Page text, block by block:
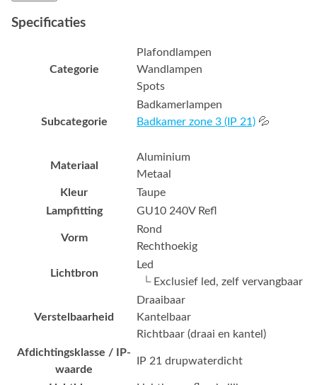
Specificaties
Categorie
Plafondlampen
Wandlampen
Spots
Subcategorie
Badkamerlampen
Badkamer zone 3 (IP 21) 💦
Materiaal
Aluminium
Metaal
Kleur
Taupe
Lampfitting
GU10 240V Refl
Vorm
Rond
Rechthoekig
Lichtbron
Led
└ Exclusief led, zelf vervangbaar
Verstelbaarheid
Draaibaar
Kantelbaar
Richtbaar (draai en kantel)
Afdichtingsklasse / IP-
waarde
IP 21 drupwaterdicht